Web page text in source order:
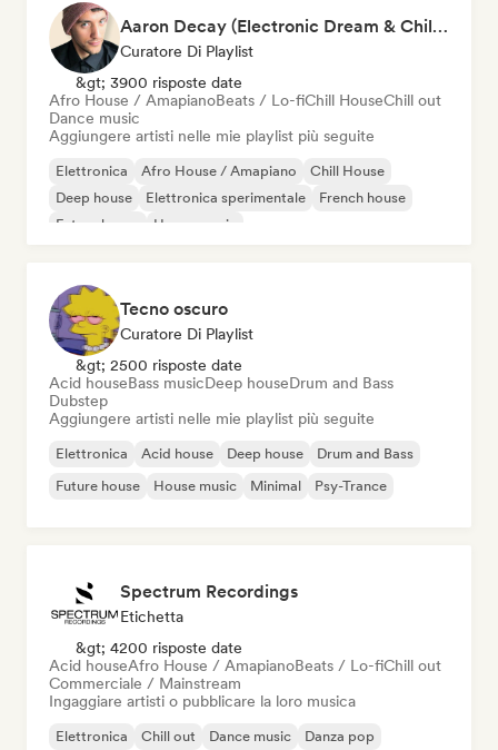
Aaron Decay (Electronic Dream & Chill Electronic Dream playlists)
Curatore Di Playlist
&gt; 3900 risposte date
Afro House / AmapianoBeats / Lo-fiChill HouseChill out
Dance music
Aggiungere artisti nelle mie playlist più seguite
Elettronica Afro House / Amapiano
Chill House
Deep house
Elettronica sperimentale
French house
Future house
House music
Tecno oscuro
Curatore Di Playlist
&gt; 2500 risposte date
Acid houseBass musicDeep houseDrum and Bass
Dubstep
Aggiungere artisti nelle mie playlist più seguite
Elettronica Acid house Deep house
Drum and Bass
Future house
House music Minimal Psy-Trance
Spectrum Recordings
Etichetta
&gt; 4200 risposte date
Acid houseAfro House / AmapianoBeats / Lo-fiChill out
Commerciale / Mainstream
Ingaggiare artisti o pubblicare la loro musica
Elettronica Chill out Dance music Danza pop